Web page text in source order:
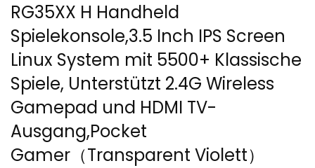
RG35XX H Handheld
Spielekonsole,3.5 Inch IPS Screen
Linux System mit 5500+ Klassische
Spiele, Unterstützt 2.4G Wireless
Gamepad und HDMI TV-
Ausgang,Pocket
Gamer（Transparent Violett）